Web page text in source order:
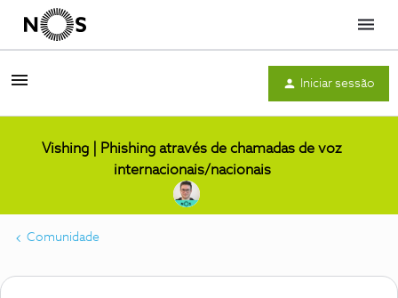
Menu
Iniciar sessão
Vishing | Phishing através de chamadas de voz
internacionais/nacionais
Comunidade